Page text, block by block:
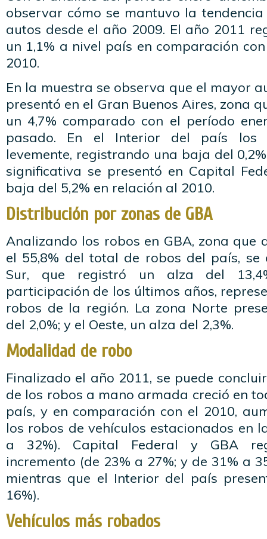
observar cómo se mantuvo la
autos desde el año 2009. El año 2011
un 1,1% a nivel país en comparación
2010.
En la muestra se observa que el mayor
presentó en el Gran Buenos Aires, zona
un 4,7% comparado con el período
pasado. En el Interior del país los
levemente, registrando una baja del
significativa se presentó en Capital
baja del 5,2% en relación al 2010.
Distribución por zonas de GBA
Analizando los robos en GBA, zona que
el 55,8% del total de robos del país,
Sur, que registró un alza del
participación de los últimos años,
robos de la región. La zona Norte
del 2,0%; y el Oeste, un alza del 2,3%.
Modalidad de robo
Finalizado el año 2011, se puede
de los robos a mano armada creció en
país, y en comparación con el 2010,
los robos de vehículos estacionados en
a 32%). Capital Federal y GBA
incremento (de 23% a 27%; y de 31% a
mientras que el Interior del país
16%).
Vehículos más robados